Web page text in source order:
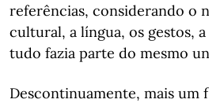
referências, considerando o
cultural, a língua, os gestos,
tudo fazia parte do mesmo
Descontinuamente, mais um